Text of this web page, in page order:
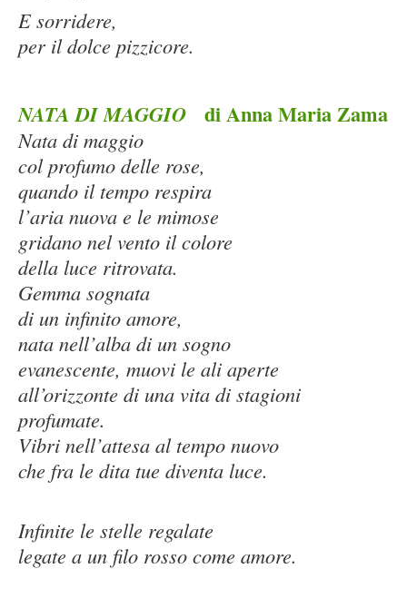
E sorridere,
per il dolce pizzicore.
NATA DI MAGGIO di Anna Maria Zama
Nata di maggio
col profumo delle rose,
quando il tempo respira
l’aria nuova e le mimose
gridano nel vento il colore
della luce ritrovata.
Gemma sognata
di un infinito amore,
nata nell’alba di un sogno
evanescente, muovi le ali aperte
all’orizzonte di una vita di stagioni
profumate.
Vibri nell’attesa al tempo nuovo
che fra le dita tue diventa luce.
Infinite le stelle regalate
legate a un filo rosso come amore.